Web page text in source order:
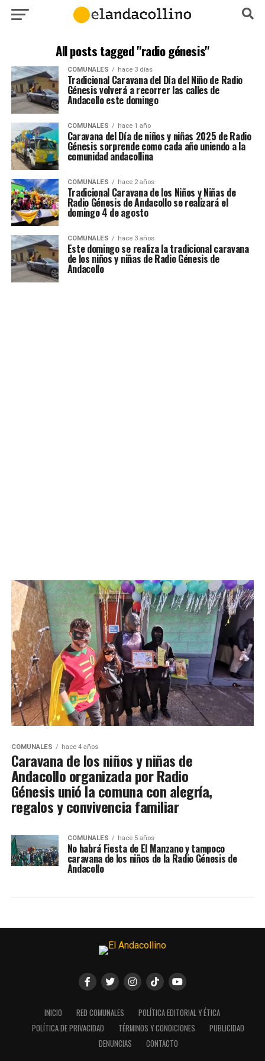
All posts tagged "radio génesis"
COMUNALES hace 3 días
Tradicional Caravana del Día del Niño de Radio
Génesis volverá a recorrer las calles de
Andacollo este domingo
COMUNALES hace 1 año
Caravana del Día de niños y niñas 2025 de Radio
Génesis sorprende como cada año uniendo a la
comunidad andacollina
COMUNALES hace 2 años
Tradicional Caravana de los Niños y Niñas de
Radio Génesis de Andacollo se realizará el
domingo 4 de agosto
COMUNALES hace 3 años
Este domingo se realiza la tradicional caravana
de los niños y niñas de Radio Génesis de
Andacollo
COMUNALES hace 4 años
Caravana de los niños y niñas de
Andacollo organizada por Radio
Génesis unió la comuna con alegría,
regalos y convivencia familiar
COMUNALES hace 5 años
No habrá Fiesta de El Manzano y tampoco
caravana de los niños de la Radio Génesis de
Andacollo
INICIO RED COMUNALES
POLÍTICA EDITORIAL Y ÉTICA
POLÍTICA DE PRIVACIDAD
TÉRMINOS Y CONDICIONES
PUBLICIDAD
DENUNCIAS
CONTACTO